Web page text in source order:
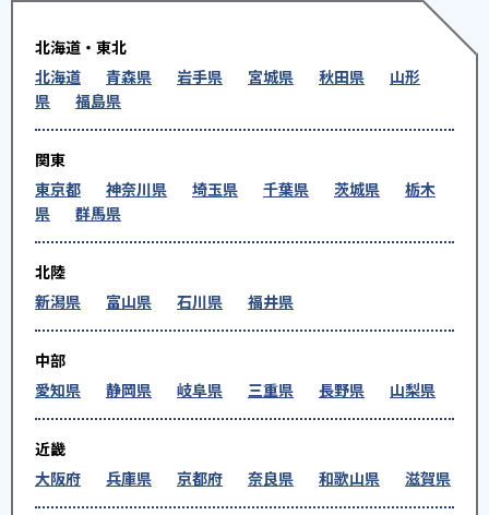
北海道・東北
北海道
青森県 岩手県 宮城県 秋田県
山形
県
福島県
関東
東京都
神奈川県 埼玉県 千葉県 茨城県
栃木
県
群馬県
北陸
新潟県
富山県 石川県 福井県
中部
愛知県
静岡県 岐阜県 三重県 長野県 山梨県
近畿
大阪府
兵庫県 京都府 奈良県 和歌山県 滋賀県